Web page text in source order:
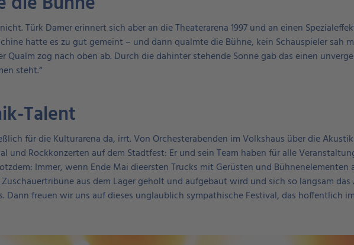
Türk Damer erinnert sich aber an die Theaterarena 1997 und an einen
hatte es zu gut gemeint – und dann qualmte die Bühne, kein Schauspieler sah
zog nach oben ab. Durch die dahinter stehende Sonne gab das einen
steht.“
Talent
für die Kulturarena da, irrt. Von Orchesterabenden im Volkshaus über die
und Rockkonzerten auf dem Stadtfest: Er und sein Team haben für alle
Immer, wenn Ende Mai dieersten Trucks mit Gerüsten und Bühnenelementen
aus dem Lager geholt und aufgebaut wird und sich so langsam
Dann freuen wir uns auf dieses unglaublich sympathische Festival, das hoffentlich